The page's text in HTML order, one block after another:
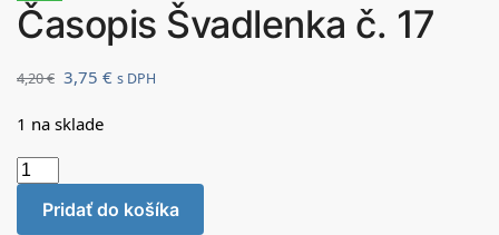
Časopis Švadlenka č. 17
4,20€ 3,75 € s DPH
1 na sklade
Pridať do košíka